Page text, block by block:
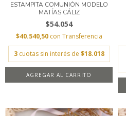
ESTAMPITA COMUNIÓN MODELO
MATÍAS CÁLIZ
$54.054
$40.540,50 con Transferencia
3 cuotas sin interés de $18.018
AGREGAR AL CARRITO